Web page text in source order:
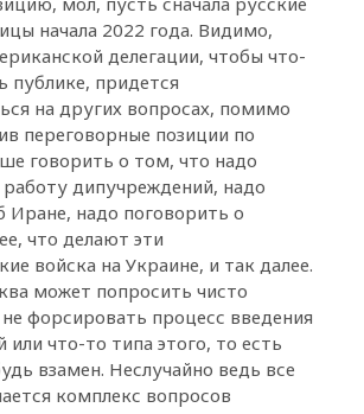
начала 2022 года. Видимо,
делегации, чтобы что-
публике, придется
на других вопросах, помимо
переговорные позиции по
говорить о том, что надо
работу дипучреждений, надо
Иране, надо поговорить о
что делают эти
войска на Украине, и так далее.
может попросить чисто
форсировать процесс введения
или что-то типа этого, то есть
взамен. Неслучайно ведь все
комплекс вопросов